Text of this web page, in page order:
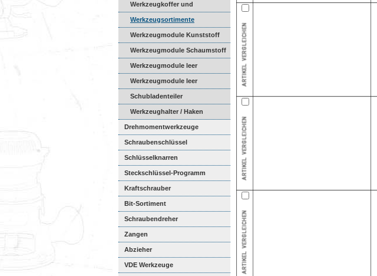
Werkzeugkoffer und
Werkzeugta...
Werkzeugsortimente
Werkzeugmodule Kunststoff
Werkzeugmodule Schaumstoff
Werkzeugmodule leer
Kunststof...
Werkzeugmodule leer
Schaumsto...
Schubladenteiler
Werkzeughalter / Haken
Drehmomentwerkzeuge
Schraubenschlüssel
Schlüsselknarren
Steckschlüssel-Programm
Kraftschrauber
Bit-Sortiment
Schraubendreher
Zangen
Abzieher
VDE Werkzeuge